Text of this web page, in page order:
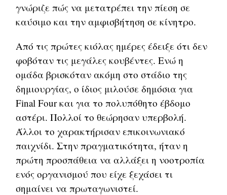
γνώριζε πώς να μετατρέπει την πίεση σε
καύσιμο και την αμφισβήτηση σε κίνητρο.
Από τις πρώτες κιόλας ημέρες έδειξε ότι δεν
φοβόταν τις μεγάλες κουβέντες. Ενώ η
ομάδα βρισκόταν ακόμη στο στάδιο της
δημιουργίας, ο ίδιος μιλούσε δημόσια για
Final Four και για το πολυπόθητο έβδομο
αστέρι. Πολλοί το θεώρησαν υπερβολή.
Άλλοι το χαρακτήρισαν επικοινωνιακό
παιχνίδι. Στην πραγματικότητα, ήταν η
πρώτη προσπάθεια να αλλάξει η νοοτροπία
ενός οργανισμού που είχε ξεχάσει τι
σημαίνει να πρωταγωνιστεί.